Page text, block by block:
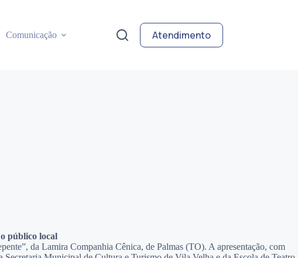
Comunicação Atendimento
público local
da Lamira Companhia Cênica, de Palmas (TO). A apresentação, com